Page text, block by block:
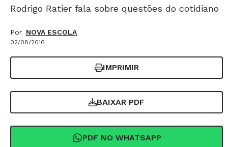
Rodrigo Ratier fala sobre questões do cotidiano
Por NOVA ESCOLA
02/08/2016
IMPRIMIR
BAIXAR PDF
PDF NO WHATSAPP